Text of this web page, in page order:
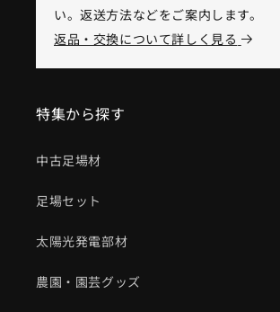
い。返送方法などをご案内します。
返品・交換について詳しく見る
特集から探す
中古足場材
足場セット
太陽光発電部材
農園・園芸グッズ